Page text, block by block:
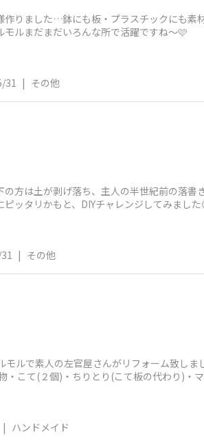
作りました…鉢にも板・プラスチックにも
ルまだまだいろんな所で活躍ですね～🩷
31 | その他
方は土が剥げ落ち、主人の半世紀前の落
ピッタリかもと、DIYチャレンジしてみま
| その他
モルで素人の左官屋さんがリフォーム致し
・こて(２個)・ちりとり(こて板の代わり)・
| ハンドメイド